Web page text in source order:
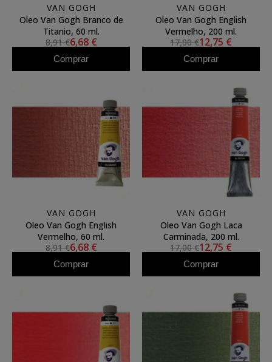
VAN GOGH
Oleo Van Gogh Branco de
Titanio, 60 ml.
8,91 €6,68 €
Comprar
VAN GOGH
Oleo Van Gogh English
Vermelho, 200 ml.
17,00 €12,75 €
Comprar
VAN GOGH
Oleo Van Gogh English
Vermelho, 60 ml.
8,91 €6,68 €
Comprar
VAN GOGH
Oleo Van Gogh Laca
Carminada, 200 ml.
17,00 €12,75 €
Comprar